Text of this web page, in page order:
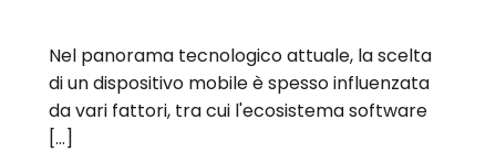
Nel panorama tecnologico attuale, la scelta
di un dispositivo mobile è spesso influenzata
da vari fattori, tra cui l'ecosistema software
[…]